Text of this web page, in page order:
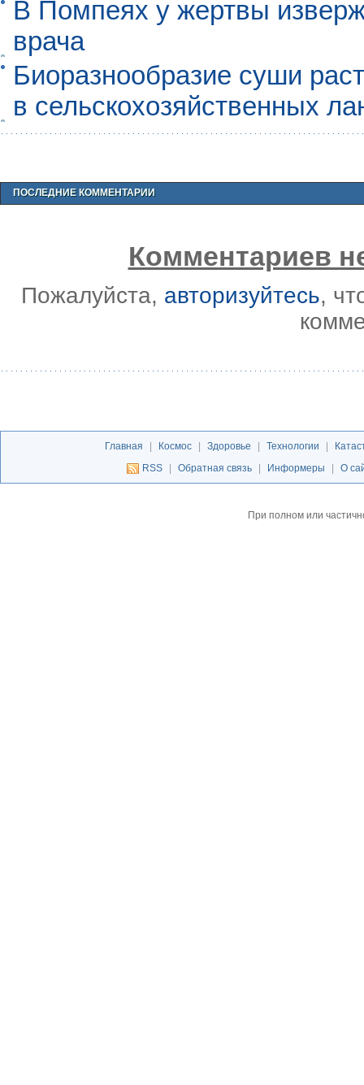
В Помпеях у жертвы
врача
Биоразнообразие суши
в сельскохозяйственных
ПОСЛЕДНИЕ КОММЕНТАРИИ
Комментариев
Пожалуйста, авторизуйтесь,
Главная | Космос | Здоровье | Технологии |
RSS
| Обратная связь | Информеры | О
При полном или